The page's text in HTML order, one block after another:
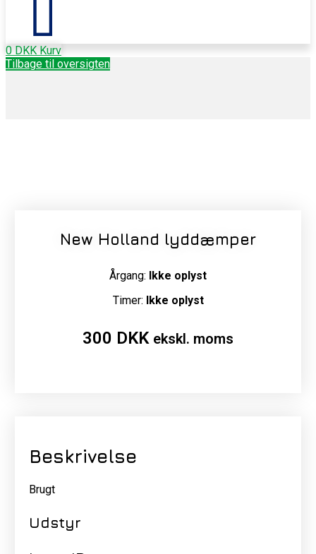
0 DKK Kurv
Tilbage til oversigten
New Holland lyddæmper
Årgang: Ikke oplyst
Timer: Ikke oplyst
300 DKK ekskl. moms
Beskrivelse
Brugt
Udstyr